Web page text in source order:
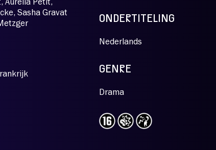
Sasha Gravat
ONDERTITELING
Nederlands
GENRE
Drama